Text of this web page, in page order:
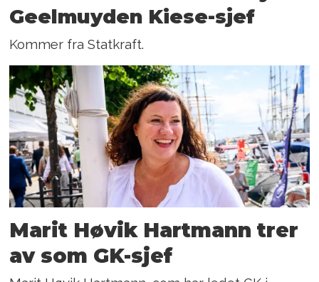
Geelmuyden Kiese-sjef
Kommer fra Statkraft.
Marit Høvik Hartmann trer
av som GK-sjef